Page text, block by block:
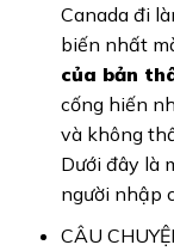
Canada đi
biến nhất
của bản
cống hiến
và không
Dưới đây là
người nhập
CÂU